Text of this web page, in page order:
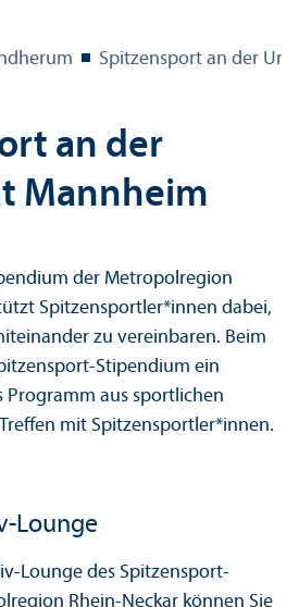
Spitzensport an der Uni
an der
Mannheim
der Metropolregion
Spitzensportler*innen dabei,
zu vereinbaren. Beim
Stipendium ein
Programm aus sportlichen
mit Spitzensportler*innen.
Lounge
Lounge des Spitzensport-
Rhein-Neckar können Sie